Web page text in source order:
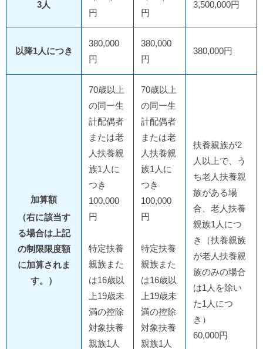
3人
円
円
3,500,000円
以降1人につき
380,000
円
380,000
円
380,000円
加算額
（右に該当す
る場合は上記
の制限限度額
に加算されま
す。）
70歳以上
の同一生
計配偶者
または老
人扶養親
族1人に
つき
100,000
円
特定扶養
親族また
は16歳以
上19歳未
満の控除
対象扶養
親族1人
70歳以上
の同一生
計配偶者
または老
人扶養親
族1人に
つき
100,000
円
特定扶養
親族また
は16歳以
上19歳未
満の控除
対象扶養
親族1人
扶養親族が2
人以上で、う
ち老人扶養親
族がある場
合、老人扶養
親族1人につ
き（扶養親族
が老人扶養親
族のみの場合
は1人を除い
た1人につ
き）
60,000円